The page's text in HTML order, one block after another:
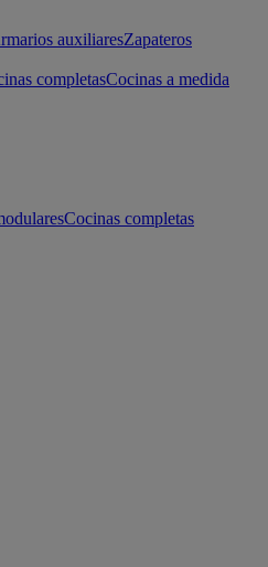
auxiliaresZapateros
completasCocinas a medida
Cocinas completas